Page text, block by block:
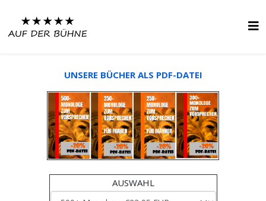
UNSERE BÜCHER ALS PDF-DATEI
AUSWAHL